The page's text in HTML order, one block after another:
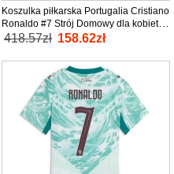
Koszulka piłkarska Portugalia Cristiano
Ronaldo #7 Strój Domowy dla kobiety
MŚ 2026 tanio Krótki Rękaw
418.57zł 158.62zł